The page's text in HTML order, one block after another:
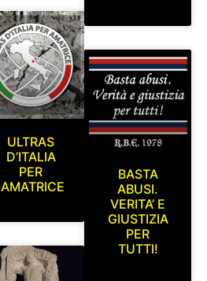
ULTRAS
D’ITALIA
PER
AMATRICE
BASTA
ABUSI.
VERITA’ E
GIUSTIZIA
PER
TUTTI!